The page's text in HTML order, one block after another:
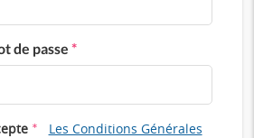
de passe *
*
Les Conditions Générales